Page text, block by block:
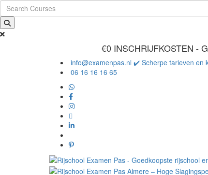
€0 INSCHRIJFKOSTEN -
info@examenpas.nl ✔️ Scherpe tarieven en
06 16 16 16 65